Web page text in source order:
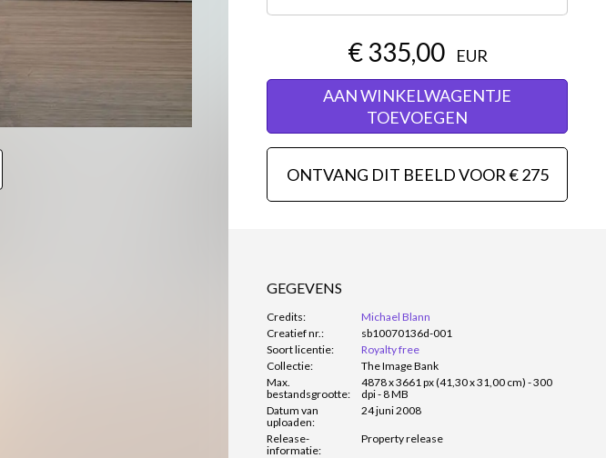
€ 335,00
EUR
AAN WINKELWAGENTJE
TOEVOEGEN
ONTVANG DIT BEELD VOOR € 275
GEGEVENS
Credits:
Michael Blann
Creatief nr.:
sb10070136d-001
Soort licentie:
Royalty free
Collectie:
The Image Bank
Max.
bestandsgrootte:
4878 x 3661 px (41,30 x 31,00 cm) - 300
dpi - 8 MB
Datum van
uploaden:
24 juni 2008
Release-
informatie:
Property release